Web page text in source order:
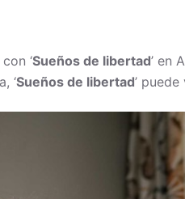
‘Sueños de libertad’ en
‘Sueños de libertad’